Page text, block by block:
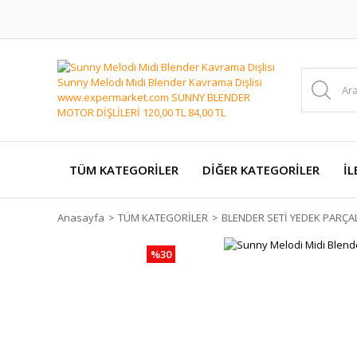
TÜM KATEGORİLER DİĞER KATEGORİLER
Anasayfa TÜM KATEGORİLER BLENDER SETİ YEDEK
%30